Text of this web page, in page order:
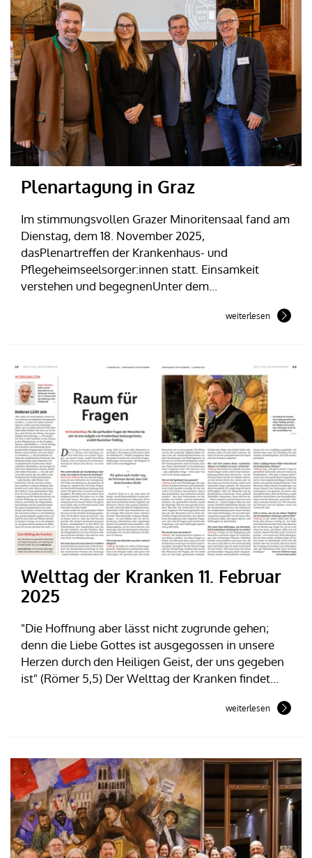
Plenartagung in Graz
Im stimmungsvollen Grazer Minoritensaal fand am
Dienstag, dem 18. November 2025,
dasPlenartreffen der Krankenhaus- und
Pflegeheimseelsorger:innen statt. Einsamkeit
verstehen und begegnenUnter dem...
weiterlesen
Welttag der Kranken 11. Februar
2025
"Die Hoffnung aber lässt nicht zugrunde gehen;
denn die Liebe Gottes ist ausgegossen in unsere
Herzen durch den Heiligen Geist, der uns gegeben
ist" (Römer 5,5) Der Welttag der Kranken findet...
weiterlesen